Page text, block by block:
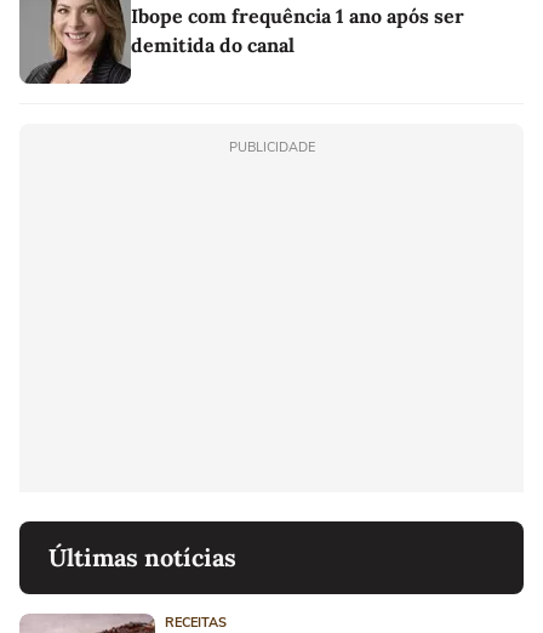
Ibope com frequência 1 ano após ser
demitida do canal
PUBLICIDADE
Últimas notícias
RECEITAS